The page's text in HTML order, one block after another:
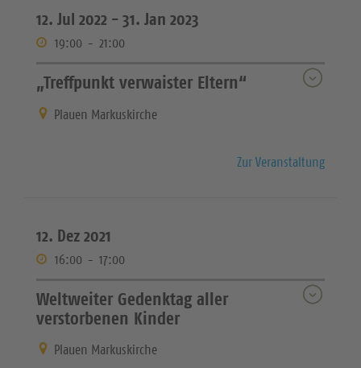
12. Jul 2022 - 31. Jan 2023
19:00 - 21:00
„Treffpunkt verwaister Eltern“
Plauen Markuskirche
Zur Veranstaltung
12. Dez 2021
16:00 - 17:00
Weltweiter Gedenktag aller
verstorbenen Kinder
Plauen Markuskirche